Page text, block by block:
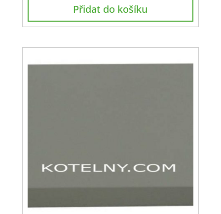
Přidat do košíku